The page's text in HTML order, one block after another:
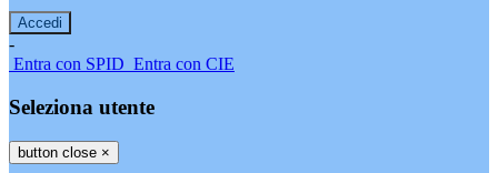
-
Entra con SPID Entra con CIE
Seleziona utente
button close ×